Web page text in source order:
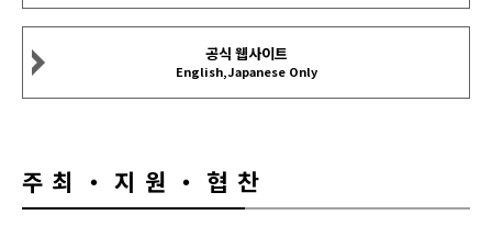
공식 웹사이트
English,Japanese Only
주최・지원・협찬